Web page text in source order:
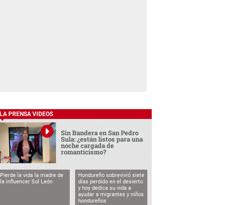
LA PRENSA VIDEOS
Sin Bandera en San Pedro
Sula: ¿están listos para una
noche cargada de
romanticismo?
Pierde la vida la madre de
la influencer Sol León
Hondureño sobrevivió siete
días perdido en el desierto
y hoy dedica su vida a
ayudar a migrantes y niños
hondureños